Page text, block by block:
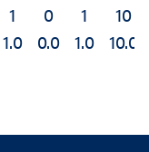
1
1.0
0
0.0
1
1.0
10
10.0